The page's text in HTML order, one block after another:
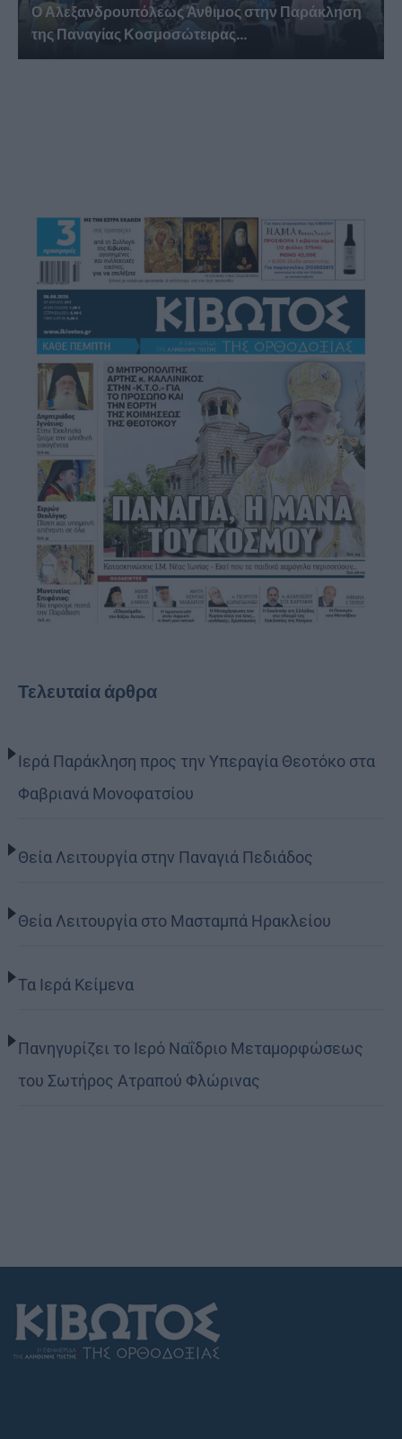
Ο Αλεξανδρουπόλεως Άνθιμος στην Παράκληση
της Παναγίας Κοσμοσώτειρας...
Τελευταία άρθρα
Ιερά Παράκληση προς την Υπεραγία Θεοτόκο στα
Φαβριανά Μονοφατσίου
Θεία Λειτουργία στην Παναγιά Πεδιάδος
Θεία Λειτουργία στο Μασταμπά Ηρακλείου
Τα Ιερά Κείμενα
Πανηγυρίζει το Ιερό Ναΐδριο Μεταμορφώσεως
του Σωτήρος Ατραπού Φλώρινας